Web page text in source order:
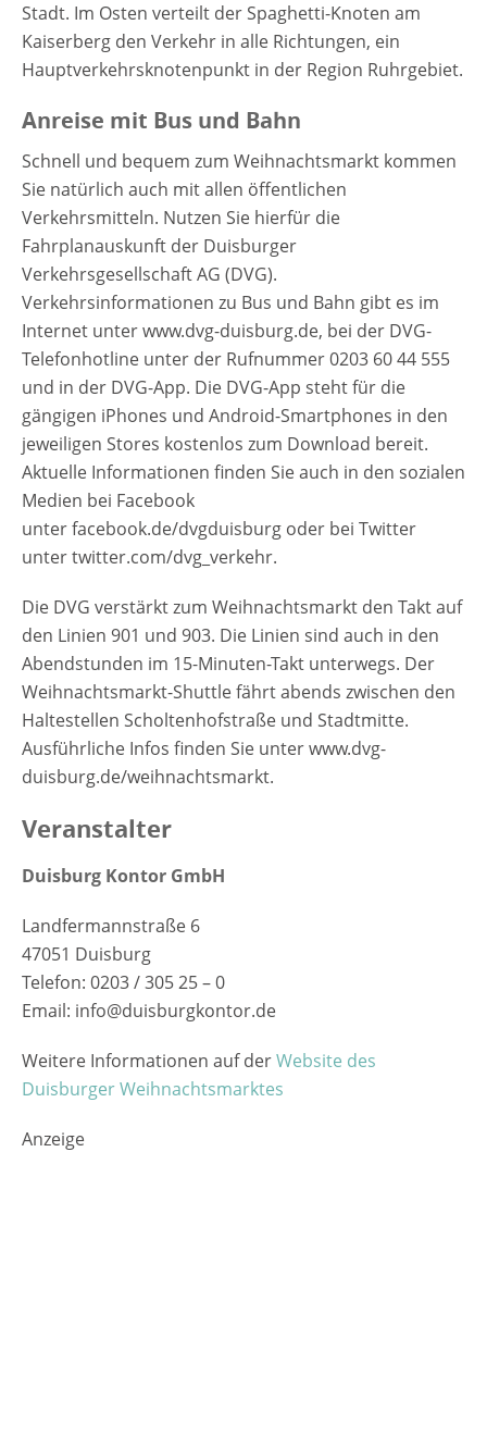
Stadt. Im Osten verteilt der Spaghetti-Knoten am
Kaiserberg den Verkehr in alle Richtungen, ein
Hauptverkehrsknotenpunkt in der Region Ruhrgebiet.
Anreise mit Bus und Bahn
Schnell und bequem zum Weihnachtsmarkt kommen
Sie natürlich auch mit allen öffentlichen
Verkehrsmitteln. Nutzen Sie hierfür die
Fahrplanauskunft der Duisburger
Verkehrsgesellschaft AG (DVG).
Verkehrsinformationen zu Bus und Bahn gibt es im
Internet unter www.dvg-duisburg.de, bei der DVG-
Telefonhotline unter der Rufnummer 0203 60 44 555
und in der DVG-App. Die DVG-App steht für die
gängigen iPhones und Android-Smartphones in den
jeweiligen Stores kostenlos zum Download bereit.
Aktuelle Informationen finden Sie auch in den sozialen
Medien bei Facebook
unter facebook.de/dvgduisburg oder bei Twitter
unter twitter.com/dvg_verkehr.
Die DVG verstärkt zum Weihnachtsmarkt den Takt auf
den Linien 901 und 903. Die Linien sind auch in den
Abendstunden im 15-Minuten-Takt unterwegs. Der
Weihnachtsmarkt-Shuttle fährt abends zwischen den
Haltestellen Scholtenhofstraße und Stadtmitte.
Ausführliche Infos finden Sie unter www.dvg-
duisburg.de/weihnachtsmarkt.
Veranstalter
Duisburg Kontor GmbH
Landfermannstraße 6
47051 Duisburg
Telefon: 0203 / 305 25 – 0
Email: info@duisburgkontor.de
Weitere Informationen auf derWebsite des
Duisburger Weihnachtsmarktes
Anzeige